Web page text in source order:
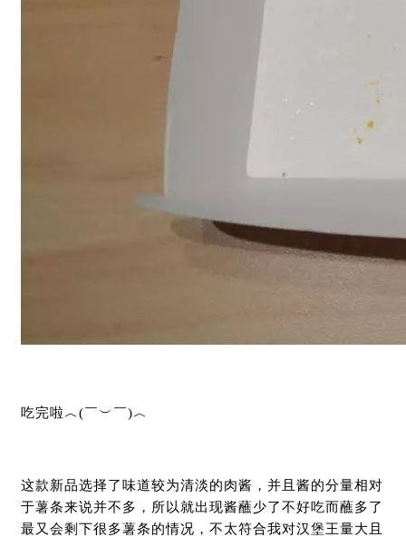
吃完啦︿(￣︶￣)︿
这款新品选择了味道较为清淡的肉酱，并且酱的分量相对
于薯条来说并不多，所以就出现酱蘸少了不好吃而蘸多了
最又会剩下很多薯条的情况，不太符合我对汉堡王量大且